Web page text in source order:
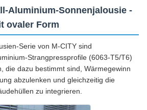
Aluminium-Sonnenjalousie -
ovaler Form
Serie von M-CITY sind
Strangpressprofile (6063-T5/T6)
die dazu bestimmt sind, Wärmegewinn
abzulenken und gleichzeitig die
zu integrieren.